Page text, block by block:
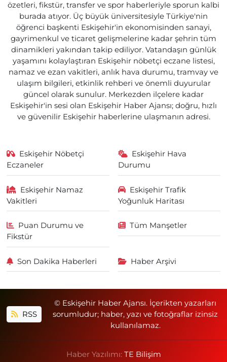
özetleri, fikstür, transfer ve spor haberleriyle sporun kalbi
burada atıyor. Üç büyük üniversitesiyle Türkiye'nin
öğrenci başkenti Eskişehir'in ekonomisinden sanayi,
gayrimenkul ve ticaret gelişmelerine kadar şehrin tüm
dinamikleri yakından takip ediliyor. Vatandaşın günlük
yaşamını kolaylaştıran Eskişehir nöbetçi eczane listesi,
namaz ve ezan vakitleri, anlık hava durumu, tramvay ve
ulaşım bilgileri, etkinlik rehberi ve önemli duyurular
güncel olarak sunulur. Merkezden ilçelere kadar
Eskişehir'in sesi olan Eskişehir Haber Ajansı; doğru, hızlı
ve güvenilir Eskişehir haberlerine ulaşmanın adresi.
Eskişehir Nöbetçi
Eczaneler
Eskişehir Hava
Durumu
Eskişehir Namaz
Vakitleri
Eskişehir Trafik
Yoğunluk Haritası
Puan Durumu ve
Fikstür
Tüm Manşetler
Son Dakika Haberleri Haber Arşivi
RSS
© Eskişehir Haber Ajansı. İçerikten yazarları
sorumludur; haber, yazı ve fotoğraflar izinsiz
kullanılamaz.
Haber Yazılımı: TE Bilişim